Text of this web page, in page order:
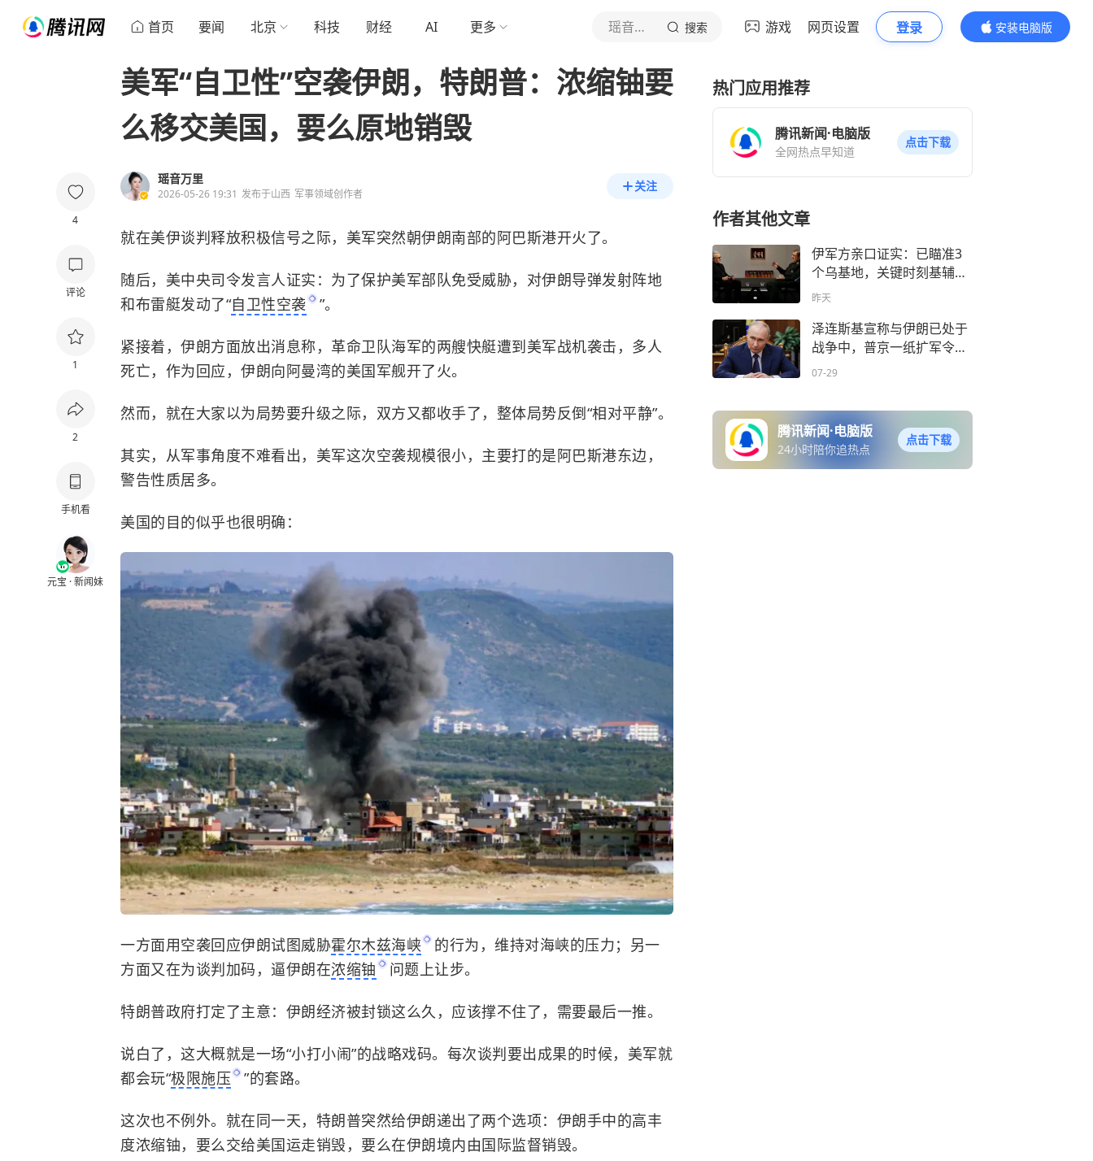
首页 要闻 北京 科技 财经 AI 更多 瑶音万里 搜索 游戏 网页设置 登录
安装电脑版
内容更精彩
4
评论
1
2
手机看
元宝 · 新闻妹
美军“自卫性”空袭伊朗，特朗普：浓缩铀要
么移交美国，要么原地销毁
瑶音万里
2026-05-26 19:31 发布于山西 军事领域创作者
关注
就在美伊谈判释放积极信号之际，美军突然朝伊朗南部的阿巴斯港开火了。
随后，美中央司令发言人证实：为了保护美军部队免受威胁，对伊朗导弹发射阵地
和布雷艇发动了“自卫性空袭 ”。
紧接着，伊朗方面放出消息称，革命卫队海军的两艘快艇遭到美军战机袭击，多人
死亡，作为回应，伊朗向阿曼湾的美国军舰开了火。
然而，就在大家以为局势要升级之际，双方又都收手了，整体局势反倒“相对平静”。
其实，从军事角度不难看出，美军这次空袭规模很小，主要打的是阿巴斯港东边，
警告性质居多。
美国的目的似乎也很明确：
一方面用空袭回应伊朗试图威胁霍尔木兹海峡
的行为，维持对海峡的压力；另一
方面又在为谈判加码，逼伊朗在浓缩铀 问题上让步。
特朗普政府打定了主意：伊朗经济被封锁这么久，应该撑不住了，需要最后一推。
说白了，这大概就是一场“小打小闹”的战略戏码。每次谈判要出成果的时候，美军就
都会玩“极限施压 ”的套路。
这次也不例外。就在同一天，特朗普突然给伊朗递出了两个选项：伊朗手中的高丰
度浓缩铀，要么交给美国运走销毁，要么在伊朗境内由国际监督销毁。
热门应用推荐
腾讯新闻·电脑版
全网热点早知道
点击下载
作者其他文章
伊军方亲口证实：已瞄准3
个乌基地，关键时刻基辅主
动打电话道歉
昨天
泽连斯基宣称与伊朗已处于
战争中，普京一纸扩军令，
俄军增兵2.5万人
07-29
腾讯新闻·电脑版
24小时陪你追热点
点击下载